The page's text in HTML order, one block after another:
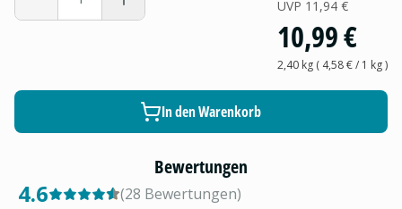
UVP 11,94 €
10,99 €
2,40 kg( 4,58 €/ 1 kg)
In den Warenkorb
Bewertungen
4.6 (28 Bewertungen)